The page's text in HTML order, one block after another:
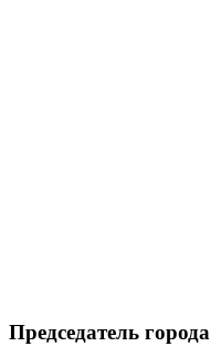
Председатель города